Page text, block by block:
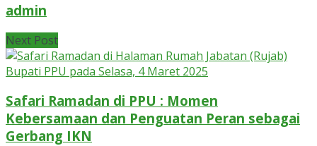
admin
Next Post
Safari Ramadan di PPU : Momen
Kebersamaan dan Penguatan Peran sebagai
Gerbang IKN